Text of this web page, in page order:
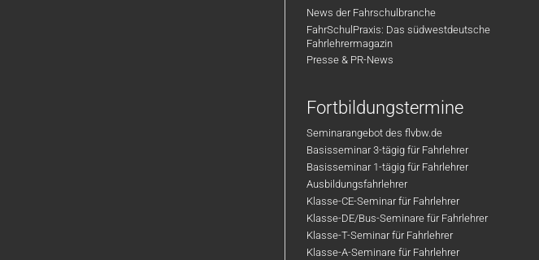
News der Fahrschulbranche
FahrSchulPraxis: Das südwestdeutsche
Fahrlehrermagazin
Presse & PR-News
Fortbildungstermine
Seminarangebot des flvbw.de
Basisseminar 3-tägig für Fahrlehrer
Basisseminar 1-tägig für Fahrlehrer
Ausbildungsfahrlehrer
Klasse-CE-Seminar für Fahrlehrer
Klasse-DE/Bus-Seminare für Fahrlehrer
Klasse-T-Seminar für Fahrlehrer
Klasse-A-Seminare für Fahrlehrer